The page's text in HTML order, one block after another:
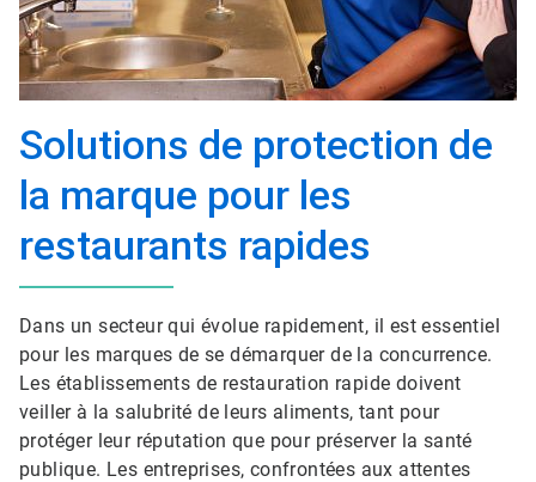
Solutions de protection de
la marque pour les
restaurants rapides
Dans un secteur qui évolue rapidement, il est essentiel
pour les marques de se démarquer de la concurrence.
Les établissements de restauration rapide doivent
veiller à la salubrité de leurs aliments, tant pour
protéger leur réputation que pour préserver la santé
publique. Les entreprises, confrontées aux attentes